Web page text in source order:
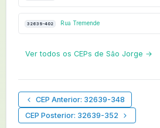
32639-402 Rua Tremende
Ver todos os CEPs de São Jorge →
CEP Anterior: 32639-348
CEP Posterior: 32639-352